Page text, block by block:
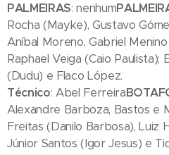
PALMEIRAS: nenhum
Rocha (Mayke), Gustavo
Aníbal Moreno, Gabriel
Raphael Veiga (Caio Paulista);
(Dudu) e Flaco López.
Técnico: Abel Ferreira
Alexandre Barboza, Bastos e
Freitas (Danilo Barbosa), Luiz
Júnior Santos (Igor Jesus) e